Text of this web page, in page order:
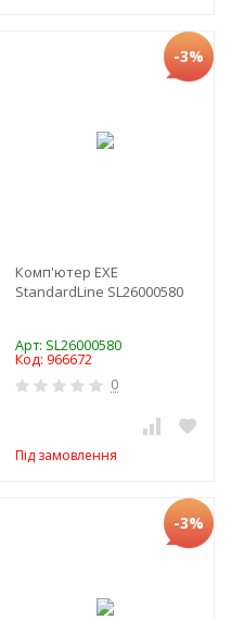
-3%
Комп'ютер EXE
StandardLine SL26000580
Арт: SL26000580
Код: 966672
0
Під замовлення
-3%